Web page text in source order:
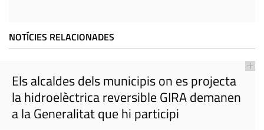
NOTÍCIES RELACIONADES
Els alcaldes dels municipis on es projecta
la hidroelèctrica reversible GIRA demanen
a la Generalitat que hi participi